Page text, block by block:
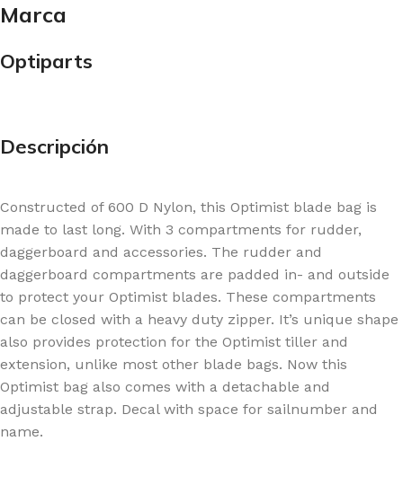
Marca
Optiparts
Descripción
Constructed of 600 D Nylon, this Optimist blade bag is
made to last long. With 3 compartments for rudder,
daggerboard and accessories. The rudder and
daggerboard compartments are padded in- and outside
to protect your Optimist blades. These compartments
can be closed with a heavy duty zipper. It’s unique shape
also provides protection for the Optimist tiller and
extension, unlike most other blade bags. Now this
Optimist bag also comes with a detachable and
adjustable strap. Decal with space for sailnumber and
name.